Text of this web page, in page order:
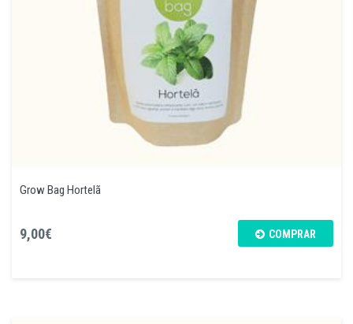
Grow Bag Hortelã
9,00€ COMPRAR